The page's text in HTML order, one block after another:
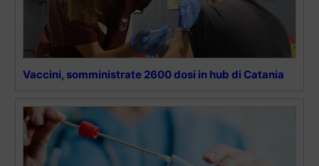
Vaccini, somministrate 2600 dosi in hub di Catania